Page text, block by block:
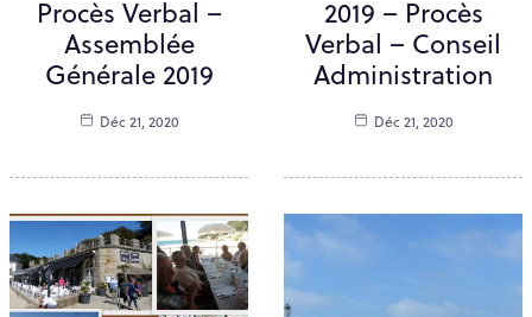
Procès Verbal –
Assemblée
Générale 2019
Déc 21, 2020
2019 – Procès
Verbal – Conseil
Administration
Déc 21, 2020